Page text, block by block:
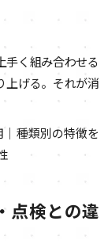
手く組み合わせる
上げる。それが消
種類別の特徴を
点検との違